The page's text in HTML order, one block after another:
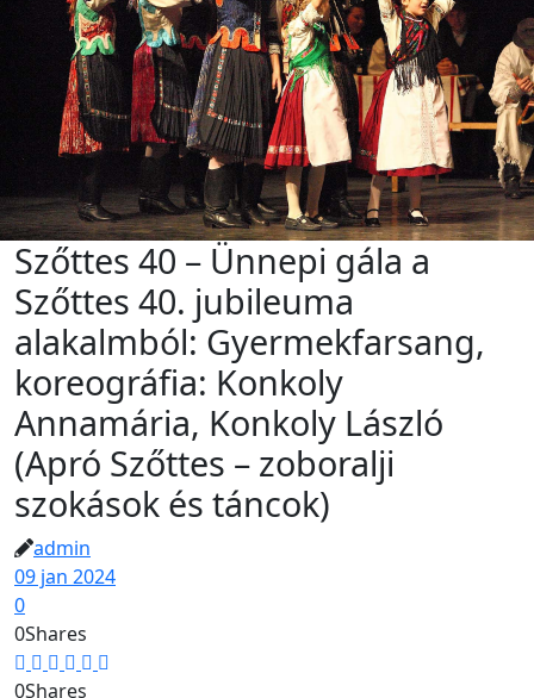
Szőttes 40 – Ünnepi gála a
Szőttes 40. jubileuma
alakalmból: Gyermekfarsang,
koreográfia: Konkoly
Annamária, Konkoly László
(Apró Szőttes – zoboralji
szokások és táncok)
admin
09 jan 2024
0
0Shares
0Shares